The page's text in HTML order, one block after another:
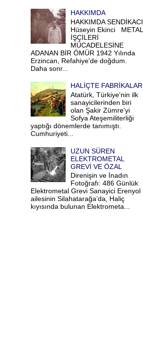
HAKKIMDA
HAKKIMDA SENDİKACI
Hüseyin Ekinci METAL
İŞÇİLERİ
MÜCADELESİNE
ADANAN BİR ÖMÜR 1942 Yılında
Erzincan, Refahiye'de doğdum.
Daha sonr...
HALİÇTE FABRİKALAR
Atatürk, Türkiye'nin ilk
sanayicilerinden biri
olan Şakir Zümre'yi
Sofya Ateşemiliterliği
yaptığı dönemlerde tanımıştı.
Cumhuriyeti...
UZUN SÜREN
ELEKTROMETAL
GREVİ VE ÖZAL
Direnişin ve İnadın
Fotoğrafı: 486 Günlük
Elektrometal Grevi Sanayici Erenyol
ailesinin Silahatarağa’da, Haliç
kıyısında bulunan Elektrometa...